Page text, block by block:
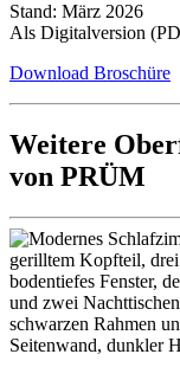
Stand: März 2026
Als Digitalversion
Download Broschüre
Weitere
von PRÜM